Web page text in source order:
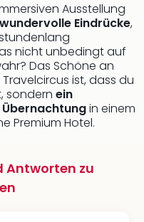
Ausstellung
wundervolle Eindrücke,
nicht unbedingt auf
Das Schöne an
ist, dass du
sondern ein
Übernachtungin einem
Premium Hotel.
Antworten zu